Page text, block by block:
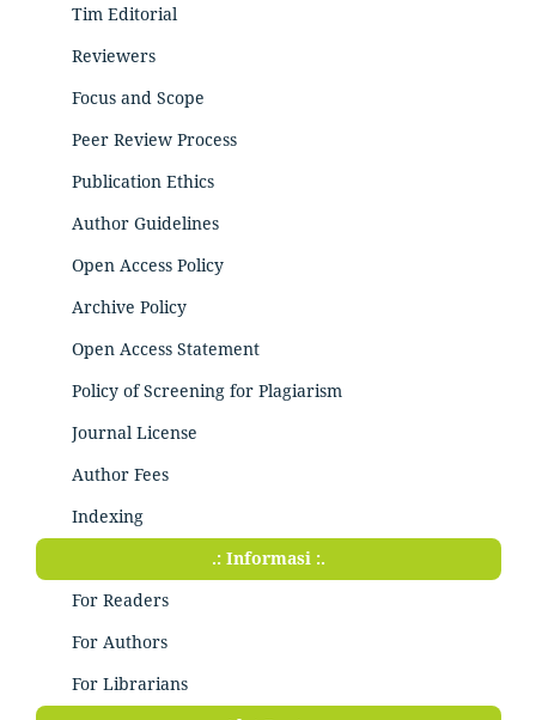
Tim Editorial
Reviewers
Focus and Scope
Peer Review Process
Publication Ethics
Author Guidelines
Open Access Policy
Archive Policy
Open Access Statement
Policy of Screening for Plagiarism
Journal License
Author Fees
Indexing
.: Informasi :.
For Readers
For Authors
For Librarians